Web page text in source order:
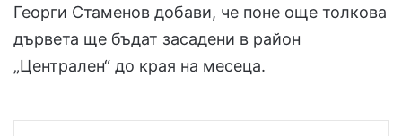
Георги Стаменов добави, че поне още толкова
дървета ще бъдат засадени в район
„Централен“ до края на месеца.